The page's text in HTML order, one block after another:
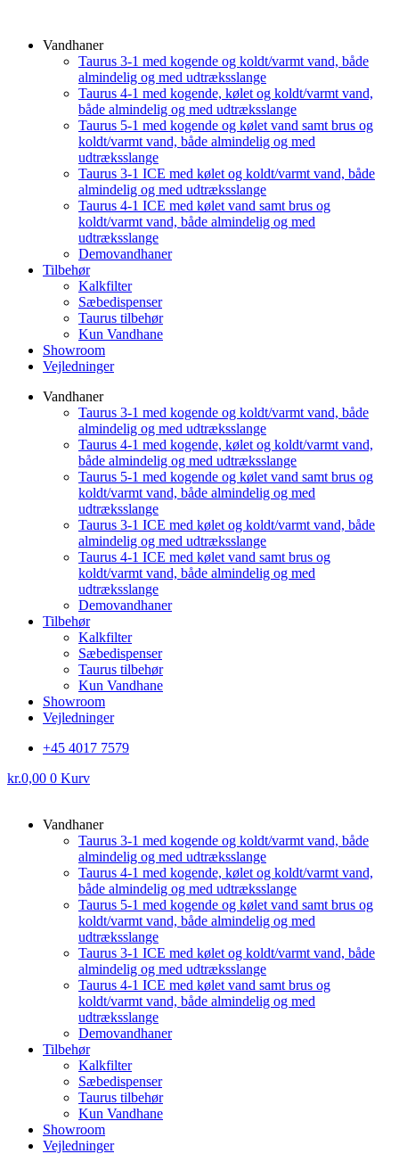
Vandhaner
Taurus 3-1 med kogende og koldt/varmt vand, både
almindelig og med udtræksslange
Taurus 4-1 med kogende, kølet og koldt/varmt vand,
både almindelig og med udtræksslange
Taurus 5-1 med kogende og kølet vand samt brus og
koldt/varmt vand, både almindelig og med
udtræksslange
Taurus 3-1 ICE med kølet og koldt/varmt vand, både
almindelig og med udtræksslange
Taurus 4-1 ICE med kølet vand samt brus og
koldt/varmt vand, både almindelig og med
udtræksslange
Demovandhaner
Tilbehør
Kalkfilter
Sæbedispenser
Taurus tilbehør
Kun Vandhane
Showroom
Vejledninger
Vandhaner
Taurus 3-1 med kogende og koldt/varmt vand, både
almindelig og med udtræksslange
Taurus 4-1 med kogende, kølet og koldt/varmt vand,
både almindelig og med udtræksslange
Taurus 5-1 med kogende og kølet vand samt brus og
koldt/varmt vand, både almindelig og med
udtræksslange
Taurus 3-1 ICE med kølet og koldt/varmt vand, både
almindelig og med udtræksslange
Taurus 4-1 ICE med kølet vand samt brus og
koldt/varmt vand, både almindelig og med
udtræksslange
Demovandhaner
Tilbehør
Kalkfilter
Sæbedispenser
Taurus tilbehør
Kun Vandhane
Showroom
Vejledninger
+45 4017 7579
kr.0,00 0 Kurv
Vandhaner
Taurus 3-1 med kogende og koldt/varmt vand, både
almindelig og med udtræksslange
Taurus 4-1 med kogende, kølet og koldt/varmt vand,
både almindelig og med udtræksslange
Taurus 5-1 med kogende og kølet vand samt brus og
koldt/varmt vand, både almindelig og med
udtræksslange
Taurus 3-1 ICE med kølet og koldt/varmt vand, både
almindelig og med udtræksslange
Taurus 4-1 ICE med kølet vand samt brus og
koldt/varmt vand, både almindelig og med
udtræksslange
Demovandhaner
Tilbehør
Kalkfilter
Sæbedispenser
Taurus tilbehør
Kun Vandhane
Showroom
Vejledninger